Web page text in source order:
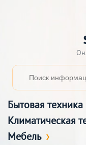
Бытовая техника
Климатическая
Мебель